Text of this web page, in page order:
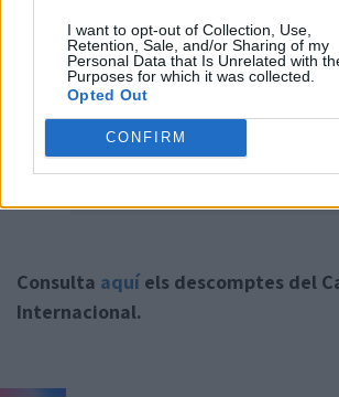
I want to opt-out of Collection, Use,
Retention, Sale, and/or Sharing of my
Personal Data that Is Unrelated with
Purposes for which it was collected.
Opted Out
CONFIRM
Consulta aquí els descomptes del
Internacional.